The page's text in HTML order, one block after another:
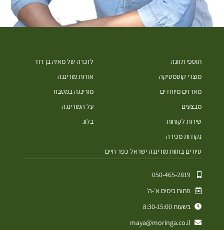
תוספי תזונה
מוצרי קוסמטיקה
מארזים מיוחדים
מבצעים
שירות לקוחות
נקודות מכירה
סיורים בחוות מורינגה ישראל כפר חיים
לזכרה של מאיה בן דוד
אודות מורינגה
מורינגה במטבח
על המורינגה
בלוג
050-465-2819⁩
פתוח בימים א׳-ה׳
בשעות 8:30-15:00
maya@moringa.co.il